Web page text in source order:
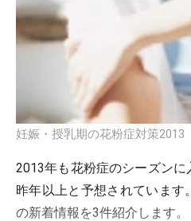
妊娠・授乳期の花粉症対策2013
2013年も花粉症のシーズン
昨年以上と予想されていま
の新着情報を3件紹介します。